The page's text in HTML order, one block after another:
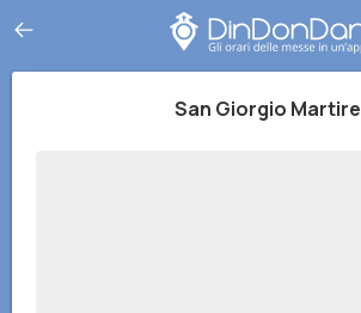
San Giorgio Martire